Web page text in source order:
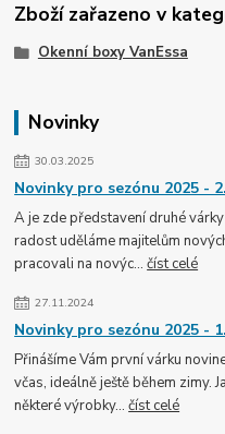
Novinky
30.03.2025
Novinky pro sezónu 2025 -
A je zde představení druhé
radost uděláme majitelům
pracovali na novýc...číst celé
27.11.2024
Novinky pro sezónu 2025 -
Přinášíme Vám první várku
včas, ideálně ještě během zimy.
některé výrobky...číst celé
Zboží zařazeno v
Okenní boxy VanEssa